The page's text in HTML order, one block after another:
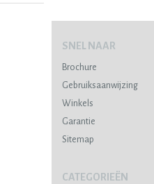
SNEL NAAR
Brochure
Gebruiksaanwijzing
Winkels
Garantie
Sitemap
CATEGORIEËN